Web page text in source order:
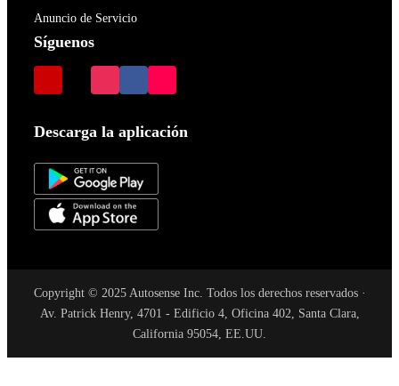
Anuncio de Servicio
Síguenos
Descarga la aplicación
Copyright © 2025 Autosense Inc. Todos los derechos reservados ·
Av. Patrick Henry, 4701 - Edificio 4, Oficina 402, Santa Clara,
California 95054, EE.UU.